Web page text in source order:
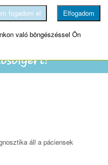
MENU
áll a páciensek
Elfogadom
fogadom el
való böngészéssel Ön